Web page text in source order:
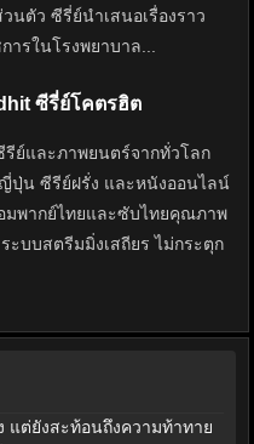
นตัว ซีรี่ย์นำเสนอเรื่องราว
ารในโรงพยาบาล...
ซีรี่ย์โคตรฮิต
รีย์และภาพยนตร์จากทั่วโลก
ปุ่น ซีรีย์ฝรั่ง และหนังออนไลน์
พากย์ไทยและซับไทยคุณภาพ
บบสตรีมมิ่งเสถียร ไม่กระตุก
แต่ยังสะท้อนถึงความท้าทาย